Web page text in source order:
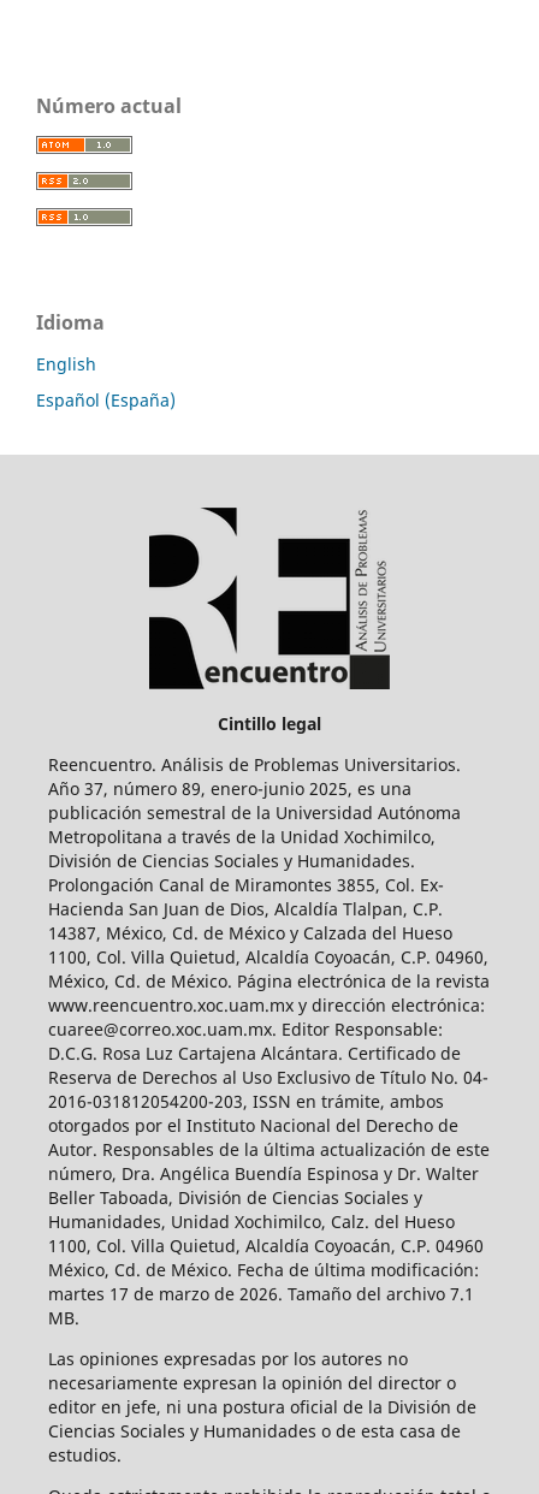
Número actual
Idioma
English
Español (España)
Cintillo legal
Reencuentro. Análisis de Problemas Universitarios.
Año 37, número 89, enero-junio 2025, es una
publicación semestral de la Universidad Autónoma
Metropolitana a través de la Unidad Xochimilco,
División de Ciencias Sociales y Humanidades.
Prolongación Canal de Miramontes 3855, Col. Ex-
Hacienda San Juan de Dios, Alcaldía Tlalpan, C.P.
14387, México, Cd. de México y Calzada del Hueso
1100, Col. Villa Quietud, Alcaldía Coyoacán, C.P. 04960,
México, Cd. de México. Página electrónica de la revista
www.reencuentro.xoc.uam.mx y dirección electrónica:
cuaree@correo.xoc.uam.mx. Editor Responsable:
D.C.G. Rosa Luz Cartajena Alcántara. Certificado de
Reserva de Derechos al Uso Exclusivo de Título No. 04-
2016-031812054200-203, ISSN en trámite, ambos
otorgados por el Instituto Nacional del Derecho de
Autor. Responsables de la última actualización de este
número, Dra. Angélica Buendía Espinosa y Dr. Walter
Beller Taboada, División de Ciencias Sociales y
Humanidades, Unidad Xochimilco, Calz. del Hueso
1100, Col. Villa Quietud, Alcaldía Coyoacán, C.P. 04960
México, Cd. de México. Fecha de última modificación:
martes 17 de marzo de 2026. Tamaño del archivo 7.1
MB.
Las opiniones expresadas por los autores no
necesariamente expresan la opinión del director o
editor en jefe, ni una postura oficial de la División de
Ciencias Sociales y Humanidades o de esta casa de
estudios.